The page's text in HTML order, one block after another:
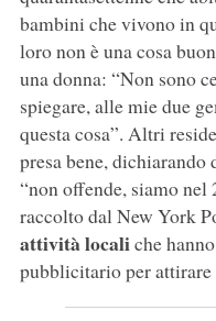
bambini che vivono in
loro non è una cosa
una donna: “Non sono
spiegare, alle mie due
questa cosa”. Altri
presa bene,
“non offende, siamo nel
raccolto dal New York
attività localiche
pubblicitario per